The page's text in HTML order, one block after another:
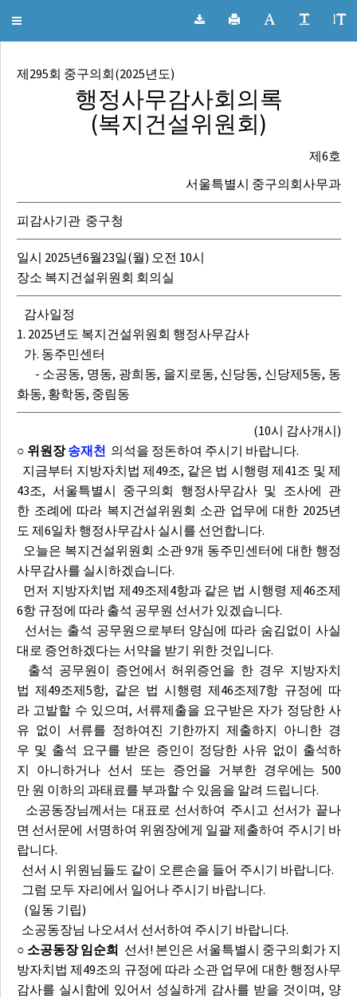
서울특별시 중구의회 회의록
Toggle
제295회 중구의회(2025년도)
행정사무감사회의록
(복지건설위원회)
제6호
서울특별시 중구의회사무과
피감사기관 중구청
일시 2025년6월23일(월) 오전 10시
장소 복지건설위원회 회의실
감사일정
1. 2025년도 복지건설위원회 행정사무감사
가. 동주민센터
- 소공동, 명동, 광희동, 을지로동, 신당동, 신당제5동, 동
화동, 황학동, 중림동
(10시 감사개시)
○ 위원장송재천 의석을 정돈하여 주시기 바랍니다.
지금부터 지방자치법 제49조, 같은 법 시행령 제41조 및 제
43조, 서울특별시 중구의회 행정사무감사 및 조사에 관
한 조례에 따라 복지건설위원회 소관 업무에 대한 2025년
도 제6일차 행정사무감사 실시를 선언합니다.
오늘은 복지건설위원회 소관 9개 동주민센터에 대한 행정
사무감사를 실시하겠습니다.
먼저 지방자치법 제49조제4항과 같은 법 시행령 제46조제
6항 규정에 따라 출석 공무원 선서가 있겠습니다.
선서는 출석 공무원으로부터 양심에 따라 숨김없이 사실
대로 증언하겠다는 서약을 받기 위한 것입니다.
출석 공무원이 증언에서 허위증언을 한 경우 지방자치
법 제49조제5항, 같은 법 시행령 제46조제7항 규정에 따
라 고발할 수 있으며, 서류제출을 요구받은 자가 정당한 사
유 없이 서류를 정하여진 기한까지 제출하지 아니한 경
우 및 출석 요구를 받은 증인이 정당한 사유 없이 출석하
지 아니하거나 선서 또는 증언을 거부한 경우에는 500
만 원 이하의 과태료를 부과할 수 있음을 알려 드립니다.
소공동장님께서는 대표로 선서하여 주시고 선서가 끝나
면 선서문에 서명하여 위원장에게 일괄 제출하여 주시기 바
랍니다.
선서 시 위원님들도 같이 오른손을 들어 주시기 바랍니다.
그럼 모두 자리에서 일어나 주시기 바랍니다.
(일동 기립)
소공동장님 나오셔서 선서하여 주시기 바랍니다.
○ 소공동장 임순희 선서! 본인은 서울특별시 중구의회가 지
방자치법 제49조의 규정에 따라 소관 업무에 대한 행정사무
감사를 실시함에 있어서 성실하게 감사를 받을 것이며, 양